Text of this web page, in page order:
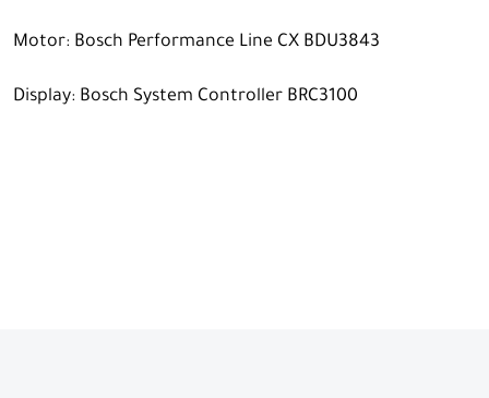
Motor: Bosch Performance Line CX BDU3843
Display: Bosch System Controller BRC3100